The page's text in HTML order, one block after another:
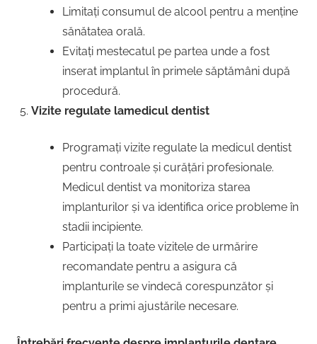
Limitați consumul de alcool pentru a menține
sănătatea orală.
Evitați mestecatul pe partea unde a fost
inserat implantul în primele săptămâni după
procedură.
Vizite regulate lamedicul dentist
Programați vizite regulate la medicul dentist
pentru controale și curățări profesionale.
Medicul dentist va monitoriza starea
implanturilor și va identifica orice probleme în
stadii incipiente.
Participați la toate vizitele de urmărire
recomandate pentru a asigura că
implanturile se vindecă corespunzător și
pentru a primi ajustările necesare.